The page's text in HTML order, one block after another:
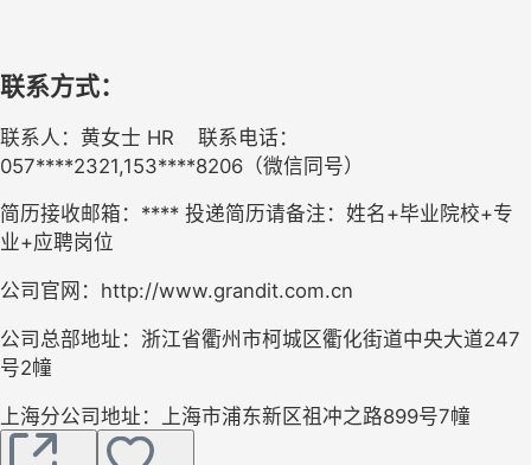
联系方式：
联系人：黄女士 HR    联系电话：
057****2321,153****8206（微信同号）
简历接收邮箱：**** 投递简历请备注：姓名+毕业院校+专
业+应聘岗位
公司官网：http://www.grandit.com.cn
公司总部地址：浙江省衢州市柯城区衢化街道中央大道247
号2幢
上海分公司地址：上海市浦东新区祖冲之路899号7幢